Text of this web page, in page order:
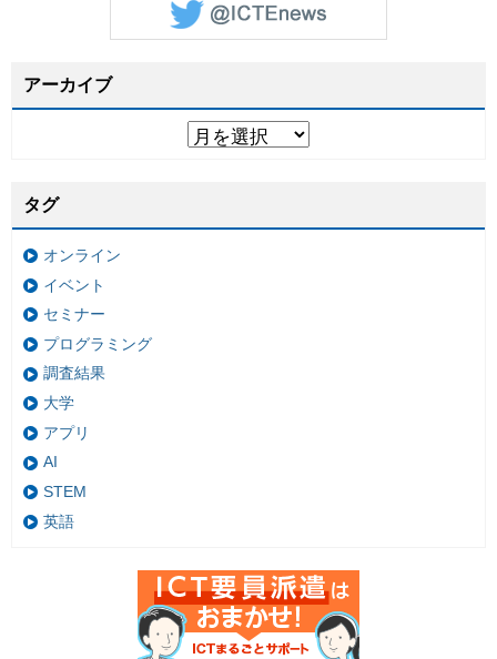
アーカイブ
タグ
オンライン
イベント
セミナー
プログラミング
調査結果
大学
アプリ
AI
STEM
英語